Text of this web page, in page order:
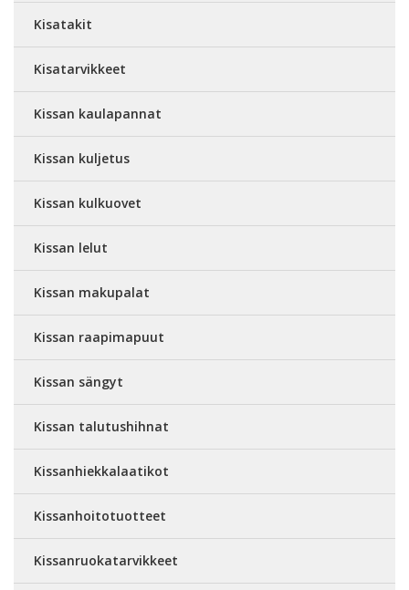
Kisatakit
Kisatarvikkeet
Kissan kaulapannat
Kissan kuljetus
Kissan kulkuovet
Kissan lelut
Kissan makupalat
Kissan raapimapuut
Kissan sängyt
Kissan talutushihnat
Kissanhiekkalaatikot
Kissanhoitotuotteet
Kissanruokatarvikkeet